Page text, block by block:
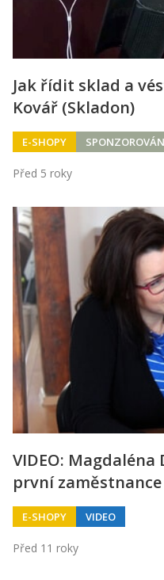
Jak řídit sklad a
Kovář (Skladon)
E-SHOPY
Před 5 roky
VIDEO:
první
E-SHOPY VIDEO
Před 11 roky